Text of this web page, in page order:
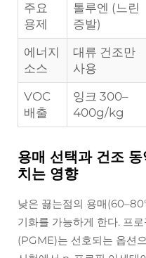
주요
용제
톨루엔 (느린
증발)
에너지
소스
대류 건조만
사용
VOC
배출
잉크 300–
400g/kg
용매 선택과 건조
치는 영향
낮은 끓는점의 용매
기화를 가능하게 한다. 프
(PGME)는 선호되는 옵션